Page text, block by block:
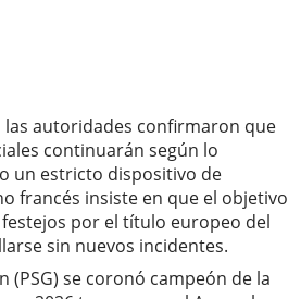
las autoridades confirmaron que
continuarán según lo
un estricto dispositivo de
francés insiste en que el objetivo
por el título europeo del
sin nuevos incidentes.
(PSG) se coronó campeón de la